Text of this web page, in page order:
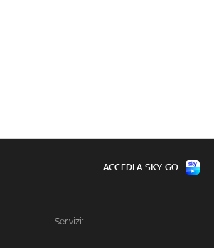
Servizi:
ACCEDI A SKY GO